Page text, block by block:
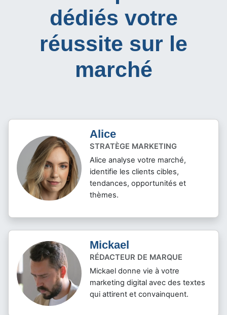
dédiés votre
réussite sur le
marché
Alice
STRATÈGE MARKETING
Alice analyse votre marché,
identifie les clients cibles,
tendances, opportunités et
thèmes.
Mickael
RÉDACTEUR DE MARQUE
Mickael donne vie à votre
marketing digital avec des textes
qui attirent et convainquent.